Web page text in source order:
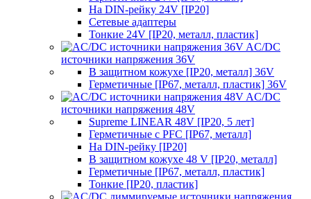
На DIN-рейку 24V [IP20]
Сетевые адаптеры
Тонкие 24V [IP20, металл, пластик]
AC/DC
источники напряжения 36V
В защитном кожухе [IP20, металл] 36V
Герметичные [IP67, металл, пластик] 36V
AC/DC
источники напряжения 48V
Supreme LINEAR 48V [IP20, 5 лет]
Герметичные с PFC [IP67, металл]
На DIN-рейку [IP20]
В защитном кожухе 48 V [IP20, металл]
Герметичные [IP67, металл, пластик]
Тонкие [IP20, пластик]